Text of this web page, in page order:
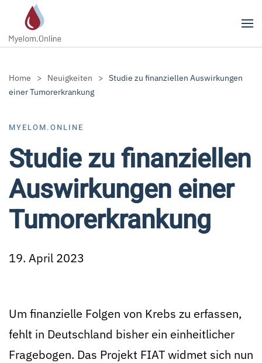
Zum Hauptinhalt springen
Home Neuigkeiten
Studie zu finanziellen Auswirkungen
einer Tumorerkrankung
MYELOM.ONLINE
Studie zu finanziellen
Auswirkungen einer
Tumorerkrankung
19. April 2023
Um finanzielle Folgen von Krebs zu erfassen,
fehlt in Deutschland bisher ein einheitlicher
Fragebogen. Das Projekt FIAT widmet sich nun